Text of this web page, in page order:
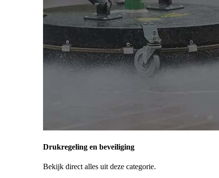
Drukregeling en beveiliging
Bekijk direct alles uit deze categorie.